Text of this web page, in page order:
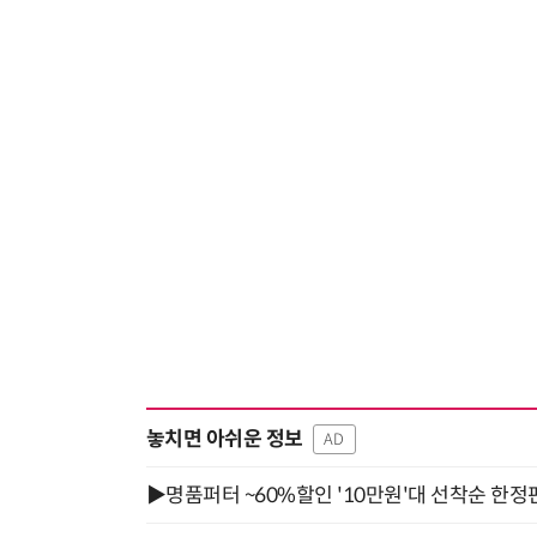
놓치면 아쉬운 정보 AD
▶명품퍼터 ~60%할인 '10만원'대 선착순 한정